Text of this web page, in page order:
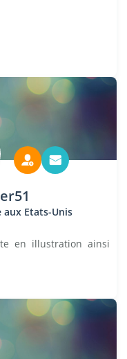
aux Etats-Unis
en illustration ainsi